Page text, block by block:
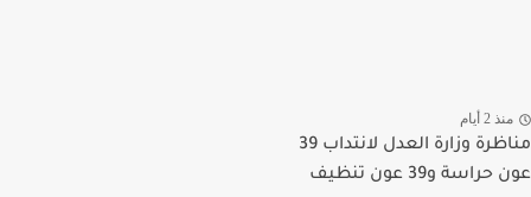
2 أيام
مناظرة وزارة العدل لانتداب 39
و39 عون تنظيف